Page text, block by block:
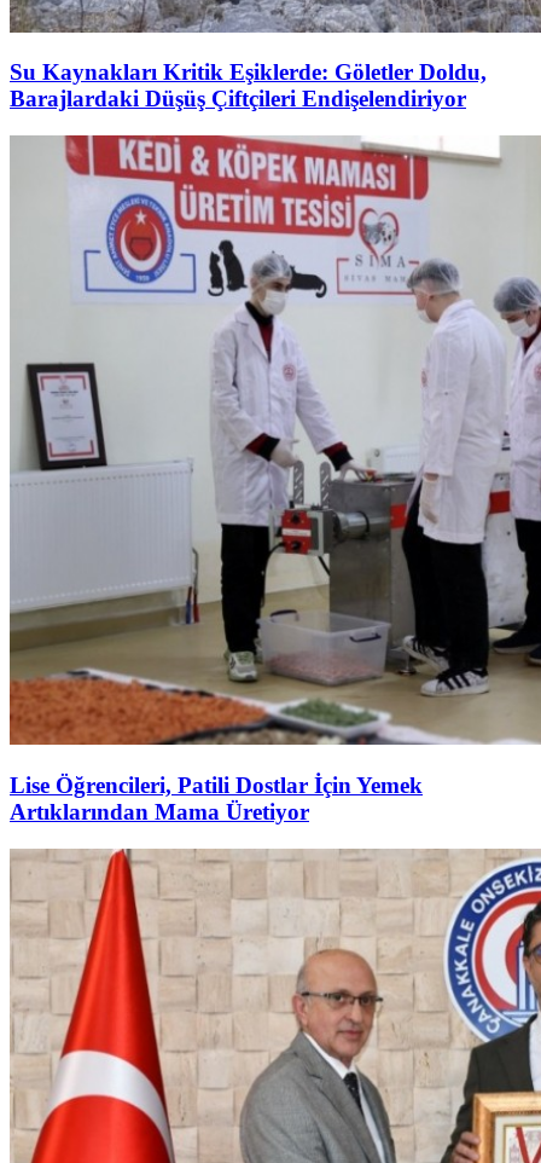
Su Kaynakları Kritik Eşiklerde: Göletler Doldu,
Barajlardaki Düşüş Çiftçileri Endişelendiriyor
Lise Öğrencileri, Patili Dostlar İçin Yemek
Artıklarından Mama Üretiyor